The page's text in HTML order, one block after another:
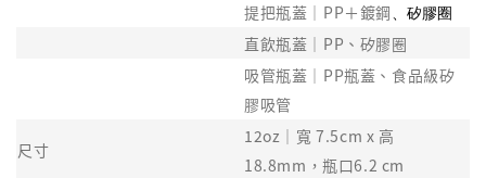
提把瓶蓋｜PP＋鍍鋼、矽膠圈
直飲瓶蓋｜PP、矽膠圈
吸管瓶蓋｜PP瓶蓋、食品級矽
膠吸管
尺寸
12oz｜寬 7.5cm x 高
18.8mm，瓶口6.2 cm